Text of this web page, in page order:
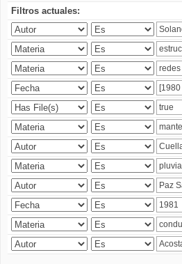
Filtros actuales: